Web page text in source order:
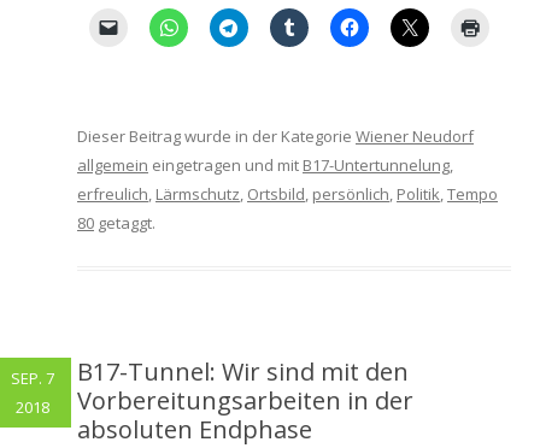
Dieser Beitrag wurde in der Kategorie Wiener Neudorf
allgemein eingetragen und mit B17-Untertunnelung,
erfreulich, Lärmschutz, Ortsbild, persönlich, Politik,Tempo
80 getaggt.
B17-Tunnel: Wir sind mit den
Vorbereitungsarbeiten in der
absoluten Endphase
SEP. 7
2018